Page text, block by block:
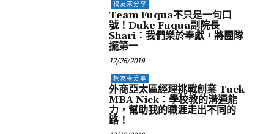
校友來分享
Team Fuqua不只是一句口
號！Duke Fuqua副院長
Shari：我們樂於奉獻，將團隊
擺第一
12/26/2019
校友來分享
外商亞太區經理挑戰創業 Tuck
MBA Nick：學校教的溝通能
力，幫助我的職涯走出不同的
路！